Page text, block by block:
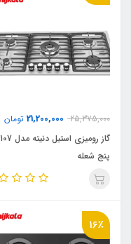
25,375,000
21,200,000 تومان
گاز رومیزی استیل دنیته مدل 107
پنج شعله
16٪